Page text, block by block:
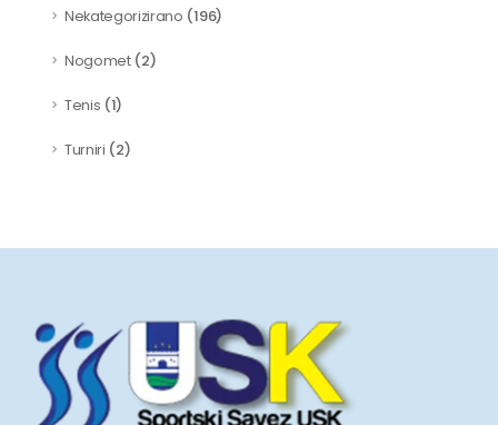
Nekategorizirano (196)
Nogomet(2)
Tenis (1)
Turniri (2)